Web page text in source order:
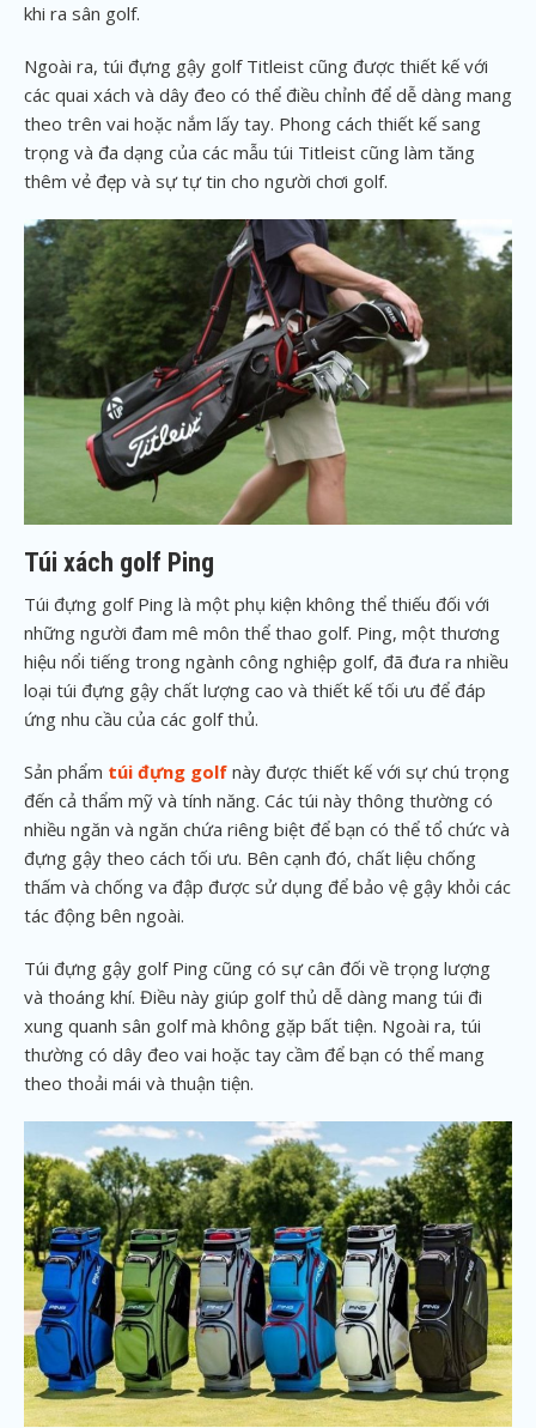
khi ra sân golf.
Ngoài ra, túi đựng gậy golf Titleist cũng được thiết kế với
các quai xách và dây đeo có thể điều chỉnh để dễ dàng mang
theo trên vai hoặc nắm lấy tay. Phong cách thiết kế sang
trọng và đa dạng của các mẫu túi Titleist cũng làm tăng
thêm vẻ đẹp và sự tự tin cho người chơi golf.
Túi xách golf Ping
Túi đựng golf Ping là một phụ kiện không thể thiếu đối với
những người đam mê môn thể thao golf. Ping, một thương
hiệu nổi tiếng trong ngành công nghiệp golf, đã đưa ra nhiều
loại túi đựng gậy chất lượng cao và thiết kế tối ưu để đáp
ứng nhu cầu của các golf thủ.
Sản phẩm túi đựng golf này được thiết kế với sự chú trọng
đến cả thẩm mỹ và tính năng. Các túi này thông thường có
nhiều ngăn và ngăn chứa riêng biệt để bạn có thể tổ chức và
đựng gậy theo cách tối ưu. Bên cạnh đó, chất liệu chống
thấm và chống va đập được sử dụng để bảo vệ gậy khỏi các
tác động bên ngoài.
Túi đựng gậy golf Ping cũng có sự cân đối về trọng lượng
và thoáng khí. Điều này giúp golf thủ dễ dàng mang túi đi
xung quanh sân golf mà không gặp bất tiện. Ngoài ra, túi
thường có dây đeo vai hoặc tay cầm để bạn có thể mang
theo thoải mái và thuận tiện.